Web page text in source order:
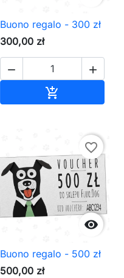
Buono regalo - 300 zł
300,00 zł
 


favorite_border
Buono regalo - 500 zł
500,00 zł